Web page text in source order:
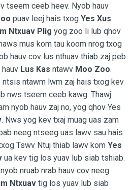
tseem ceeb heev. Nyob hauv
puav leej hais txog Yes Xus
Ntxuav Plig yog zoo li lub qhov
mus kom tau koom nrog txog
hauv cov lus nthuav thiab zaj peb
Lus Kas ntawv Moo Zoo.
ntsis ntawm lwm zaj hais txog kev
nws tseem ceeb kawg. Thawj
nyob hauv zaj no, yog qhov Yes
. Nws yog kev txaj muag uas zam
neeg ntseeg uas lawv sau hais
Tswv Ntuj thiab lawv kom Yes
ua kev tig los yuav lub siab tshiab.
nruab nrab hauv cov neeg
Ntxuavtig los yuav lub siab